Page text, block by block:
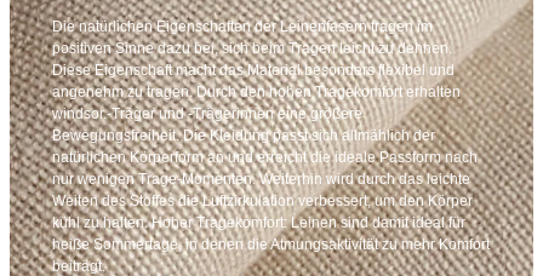
Die natürlichen Eigenschaften der Leinenfasern tragen im
positiven Sinne dazu bei, sich beim Tragen leicht zu dehnen.
Diese Eigenschaft macht das Material besonders flexibel und
angenehm zu tragen. Durch den hohen Tragekomfort erhalten
windsor.-Träger und -Trägerinnen eine größere
Bewegungsfreiheit. Die Kleidung passt sich allmählich der
natürlichen Körperform an und erreicht die ideale Passform nach
nur wenigen Trage-Momenten. Weiterhin wird durch das leichte
Weiten des Stoffes die Luftzirkulation verbessert, um den Körper
kühl zu halten. Hoher Tragekomfort: Leinen sind damit ideal für
heiße Sommertage, in denen die Atmungsaktivität zu mehr Komfort
beiträgt.